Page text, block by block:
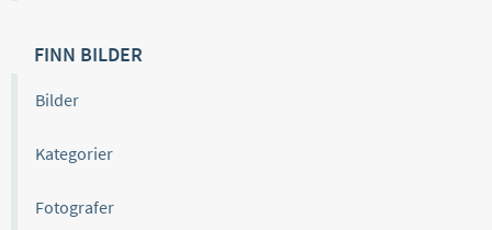
FINN BILDER
Bilder
Kategorier
Fotografer